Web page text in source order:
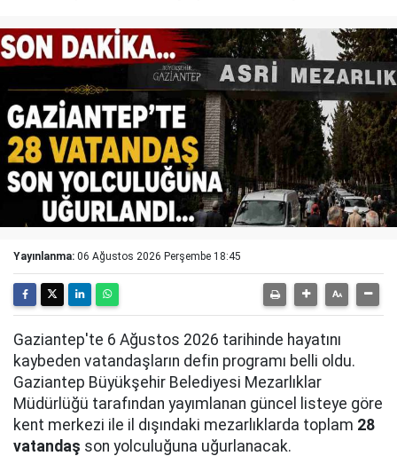
Yayınlanma: 06 Ağustos 2026 Perşembe 18:45
Gaziantep'te 6 Ağustos 2026 tarihinde hayatını
kaybeden vatandaşların defin programı belli oldu.
Gaziantep Büyükşehir Belediyesi Mezarlıklar
Müdürlüğü tarafından yayımlanan güncel listeye göre
kent merkezi ile il dışındaki mezarlıklarda toplam 28
vatandaş son yolculuğuna uğurlanacak.